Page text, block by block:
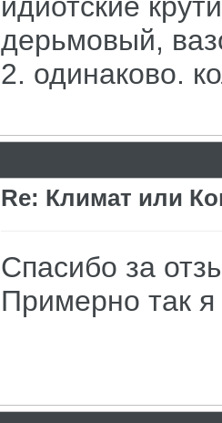
дерьмовый,
2. одинаково.
Re: Климат или
Спасибо за
Примерно так я